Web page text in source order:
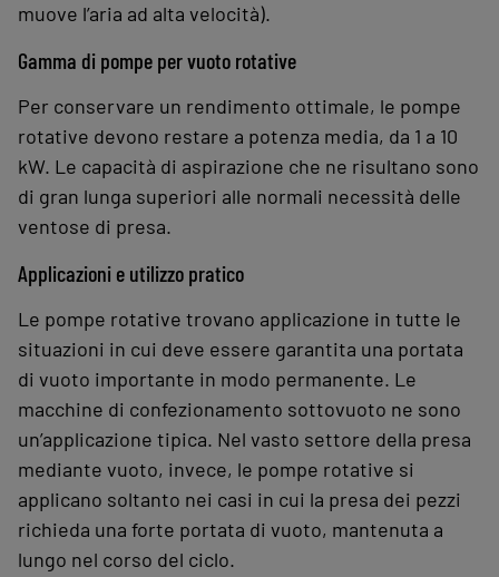
muove l’aria ad alta velocità).
Gamma di pompe per vuoto rotative
Per conservare un rendimento ottimale, le pompe
rotative devono restare a potenza media, da 1 a 10
kW. Le capacità di aspirazione che ne risultano sono
di gran lunga superiori alle normali necessità delle
ventose di presa.
Applicazioni e utilizzo pratico
Le pompe rotative trovano applicazione in tutte le
situazioni in cui deve essere garantita una portata
di vuoto importante in modo permanente. Le
macchine di confezionamento sottovuoto ne sono
un’applicazione tipica. Nel vasto settore della presa
mediante vuoto, invece, le pompe rotative si
applicano soltanto nei casi in cui la presa dei pezzi
richieda una forte portata di vuoto, mantenuta a
lungo nel corso del ciclo.